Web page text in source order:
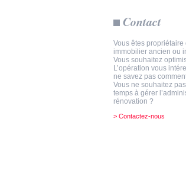
Contact
Vous êtes propriétaire
immobilier ancien ou
Vous souhaitez
L’opération vous
ne savez pas
Vous ne souhaitez
temps à gérer
rénovation ?
> Contactez-nous